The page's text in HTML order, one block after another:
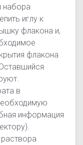
набора
иглу к
флакона и,
флакона
в
информация